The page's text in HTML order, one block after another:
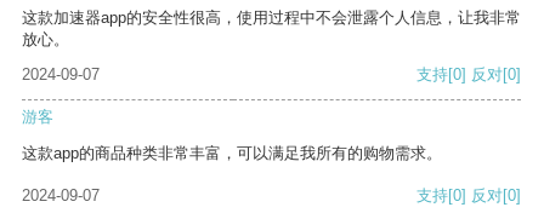
这款加速器app的安全性很高，使用过程中不会泄露个人信息，让我非常
放心。
2024-09-07
支持[0] 反对[0]
游客
这款app的商品种类非常丰富，可以满足我所有的购物需求。
2024-09-07 支持[0] 反对[0]